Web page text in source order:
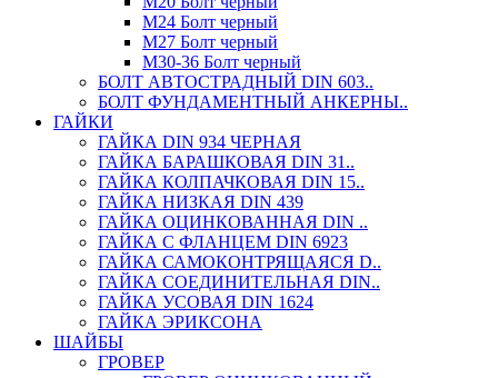
М24 Болт черный
М27 Болт черный
М30-36 Болт черный
БОЛТ АВТОСТРАДНЫЙ DIN 603..
БОЛТ ФУНДАМЕНТНЫЙ АНКЕРНЫ..
ГАЙКИ
ГАЙКА DIN 934 ЧЕРНАЯ
ГАЙКА БАРАШКОВАЯ DIN 31..
ГАЙКА КОЛПАЧКОВАЯ DIN 15..
ГАЙКА НИЗКАЯ DIN 439
ГАЙКА ОЦИНКОВАННАЯ DIN ..
ГАЙКА С ФЛАНЦЕМ DIN 6923
ГАЙКА САМОКОНТРЯЩАЯСЯ D..
ГАЙКА СОЕДИНИТЕЛЬНАЯ DIN..
ГАЙКА УСОВАЯ DIN 1624
ГАЙКА ЭРИКСОНА
ШАЙБЫ
ГРОВЕР